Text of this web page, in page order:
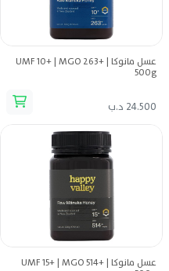
عسل مانوكا UMF 10+ | MGO 263+ |
500g
24.500 د.ب
عسل مانوكا UMF 15+ | MGO 514+ |